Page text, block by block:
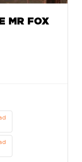
MR FOX